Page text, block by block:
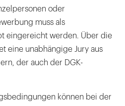
oder
muss als
eingereicht werden. Über die
eine unabhängige Jury aus
der auch der DGK-
können bei der